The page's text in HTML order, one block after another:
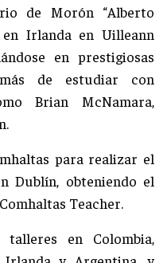
de Morón “Alberto
en Irlanda en Uilleann
en prestigiosas
de estudiar con
Brian McNamara,
para realizar el
Dublín, obteniendo el
Teacher.
en Colombia,